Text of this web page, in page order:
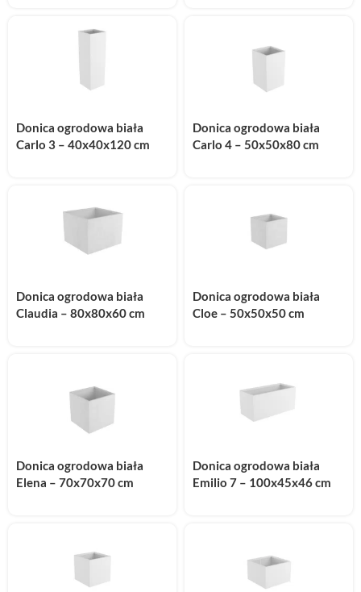
Donica ogrodowa biała
Carlo 3 – 40x40x120 cm
Donica ogrodowa biała
Carlo 4 – 50x50x80 cm
Donica ogrodowa biała
Claudia – 80x80x60 cm
Donica ogrodowa biała
Cloe – 50x50x50 cm
Donica ogrodowa biała
Elena – 70x70x70 cm
Donica ogrodowa biała
Emilio 7 – 100x45x46 cm